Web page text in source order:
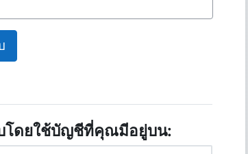
โดยใช้บัญชีที่คุณมีอยู่บน: